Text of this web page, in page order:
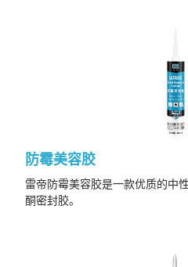
防霉美容胶
雷帝防霉美容胶是一款优质的中
酮密封胶。